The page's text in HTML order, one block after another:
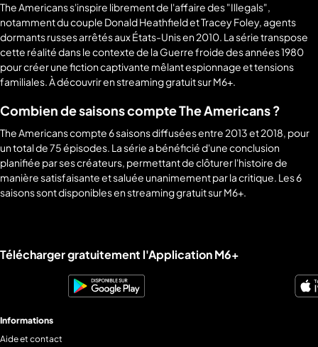
The Americans s'inspire librement de l'affaire des "Illegals",
notamment du couple Donald Heathfield et Tracey Foley, agents
dormants russes arrêtés aux États-Unis en 2010. La série transpose
cette réalité dans le contexte de la Guerre froide des années 1980
pour créer une fiction captivante mêlant espionnage et tensions
familiales. À découvrir en streaming gratuit sur M6+.
Combien de saisons compte The Americans ?
The Americans compte 6 saisons diffusées entre 2013 et 2018, pour
un total de 75 épisodes. La série a bénéficié d'une conclusion
planifiée par ses créateurs, permettant de clôturer l'histoire de
manière satisfaisante et saluée unanimement par la critique. Les 6
saisons sont disponibles en streaming gratuit sur M6+.
Liens utiles M6+.
Télécharger gratuitement l'Application M6+
Informations
Aide et contact